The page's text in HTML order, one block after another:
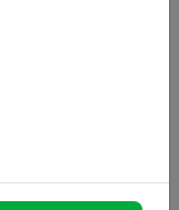
deelnemers